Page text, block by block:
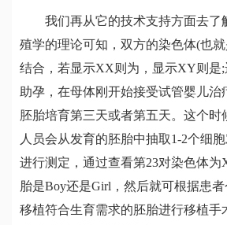
我们再从它的技术支持方面去了
殖学的理论可知，双方的染色体(也
结合，若显示XX则为，显示XY则是
助孕，在母体刚开始接受试管婴儿治
胚胎培育第三天或者第五天。这个时
人员会从发育的胚胎中抽取1-2个细
进行测定，通过查看第23对染色体
胎是Boy还是Girl，然后就可根据患
移植符合生育需求的胚胎进行移植手